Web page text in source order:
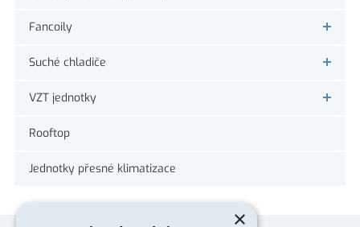
Fancoily
Suché chladiče
VZT jednotky
Rooftop
Jednotky přesné klimatizace
×